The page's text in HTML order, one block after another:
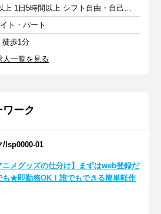
週2日以上 1日5時間以上 シフト自由・自己申告
ト・パート
徒歩1分
人一覧を見る
ーク
/lsp0000-01
ニメグッズの仕分け】まずはweb登録だ
も★即勤務OK！誰でもできる簡単軽作